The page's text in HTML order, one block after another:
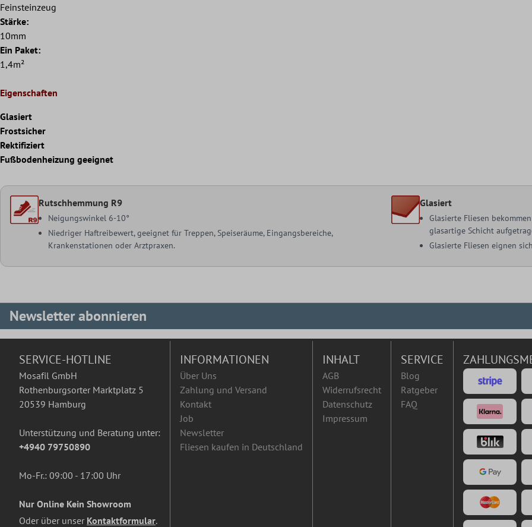
Feinsteinzeug
Stärke:
10mm
Ein Paket:
1,4m²
Eigenschaften
Glasiert
Frostsicher
Rektifiziert
Fußbodenheizung geeignet
Rutschhemmung R9
Neigungswinkel 6-10°
Niedriger Haftreibewert, geeignet für Treppen, Speiseräume, Eingangsbereiche,
Krankenstationen oder Arztpraxen.
Glasiert
Glasierte Fliesen
glasartige Schicht
Glasierte Fliesen eignen
Newsletter abonnieren
SERVICE-HOTLINE
Mosafil GmbH
Rothenburgsorter Marktplatz 5
20539 Hamburg
Unterstützung und Beratung unter:
+4940 79750890
Mo-Fr.: 09:00 - 17:00 Uhr
Nur Online Kein Showroom
Oder über unser Kontaktformular.
INFORMATIONEN
Über Uns
Zahlung und Versand
Kontakt
Job
Newsletter
Fliesen kaufen in Deutschland
INHALT
AGB
Widerrufsrecht
Datenschutz
Impressum
SERVICE
Blog
Ratgeber
FAQ